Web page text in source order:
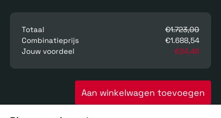
Totaal
€1.723,00
Combinatieprijs
€1.688,54
Jouw voordeel
€34,46
Aan winkelwagen toevoegen